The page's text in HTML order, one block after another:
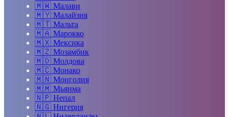
🇲🇼 Малави
🇲🇾 Малайзия
🇲🇹 Мальта
🇲🇦 Марокко
🇲🇽 Мексика
🇲🇿 Мозамбик
🇲🇩 Молдова
🇲🇨 Монако
🇲🇳 Монголия
🇲🇲 Мьянма
🇳🇵 Непал
🇳🇬 Нигерия